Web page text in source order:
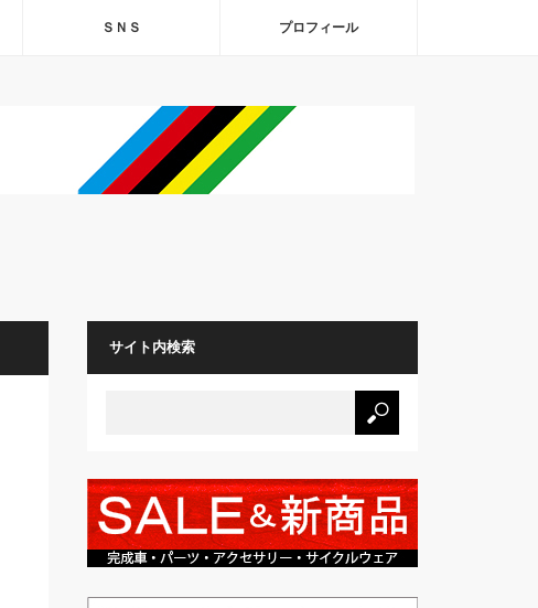
ＳＮＳ プロフィール
サイト内検索